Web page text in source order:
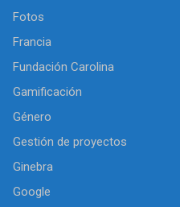
Fotos
Francia
Fundación Carolina
Gamificación
Género
Gestión de proyectos
Ginebra
Google